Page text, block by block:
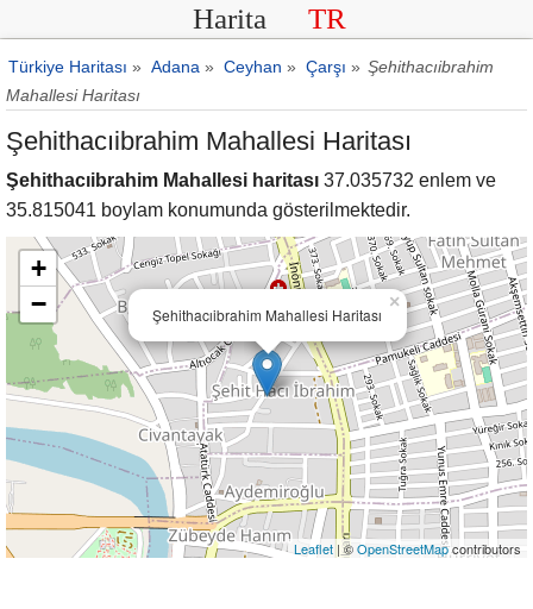
Harita TR
Türkiye Haritası » Adana » Ceyhan » Çarşı » Şehithacıibrahim
Mahallesi Haritası
Şehithacıibrahim Mahallesi Haritası
Şehithacıibrahim Mahallesi haritası 37.035732 enlem ve
35.815041 boylam konumunda gösterilmektedir.
Şehithacıibrahim Mahallesi Haritası
×
+
−
Leaflet | ©OpenStreetMapcontributors